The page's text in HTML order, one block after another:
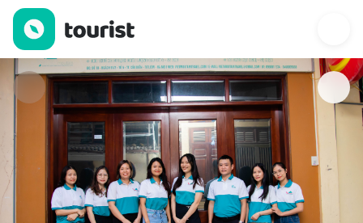
Vietountain travel — Serviços | Up to 100% off | Tourist